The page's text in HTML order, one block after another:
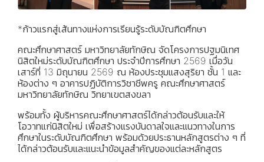
*ก้าวแรกสู่เส้นทางแห่งการเรียนรู้ระดับบัณฑิตศึกษา
คณะศึกษาศาสตร์ มหาวิทยาลัยทักษิณ จัดโครงการปฐมนิเทศ
นิสิตใหม่ระดับบัณฑิตศึกษา ประจำปีการศึกษา 2569 เมื่อวัน
เสาร์ที่ 13 มิถุนายน 2569 ณ ห้องประชุมแสงสุริยา ชั้น 1 และ
ห้องต่าง ๆ อาคารปฏิบัติการวิชาชีพครู คณะศึกษาศาสตร์
มหาวิทยาลัยทักษิณ วิทยาเขตสงขลา
พร้อมทั้ง ผู้บริหารคณะศึกษาศาสตร์ได้กล่าวต้อนรับและให้
โอวาทแก่นิสิตใหม่ เพื่อสร้างแรงบันดาลใจและแนวทางในการ
ศึกษาในระดับบัณฑิตศึกษา พร้อมด้วยประธานหลักสูตรต่าง ๆ ที่
ได้กล่าวต้อนรับและแนะนำข้อมูลสำคัญของแต่ละหลักสูตร